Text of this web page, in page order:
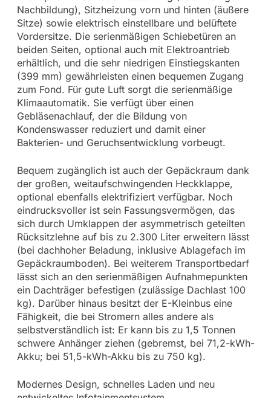
Nachbildung), Sitzheizung vorn und hinten (äußere
Sitze) sowie elektrisch einstellbare und belüftete
Vordersitze. Die serienmäßigen Schiebetüren an
beiden Seiten, optional auch mit Elektroantrieb
erhältlich, und die sehr niedrigen Einstiegskanten
(399 mm) gewährleisten einen bequemen Zugang
zum Fond. Für gute Luft sorgt die serienmäßige
Klimaautomatik. Sie verfügt über einen
Gebläsenachlauf, der die Bildung von
Kondenswasser reduziert und damit einer
Bakterien- und Geruchsentwicklung vorbeugt.
Bequem zugänglich ist auch der Gepäckraum dank
der großen, weitaufschwingenden Heckklappe,
optional ebenfalls elektrifiziert verfügbar. Noch
eindrucksvoller ist sein Fassungsvermögen, das
sich durch Umklappen der asymmetrisch geteilten
Rücksitzlehne auf bis zu 2.300 Liter erweitern lässt
(bei dachhoher Beladung, inklusive Ablagefach im
Gepäckraumboden). Bei weiterem Transportbedarf
lässt sich an den serienmäßigen Aufnahmepunkten
ein Dachträger befestigen (zulässige Dachlast 100
kg). Darüber hinaus besitzt der E-Kleinbus eine
Fähigkeit, die bei Stromern alles andere als
selbstverständlich ist: Er kann bis zu 1,5 Tonnen
schwere Anhänger ziehen (gebremst, bei 71,2-kWh-
Akku; bei 51,5-kWh-Akku bis zu 750 kg).
Modernes Design, schnelles Laden und neu